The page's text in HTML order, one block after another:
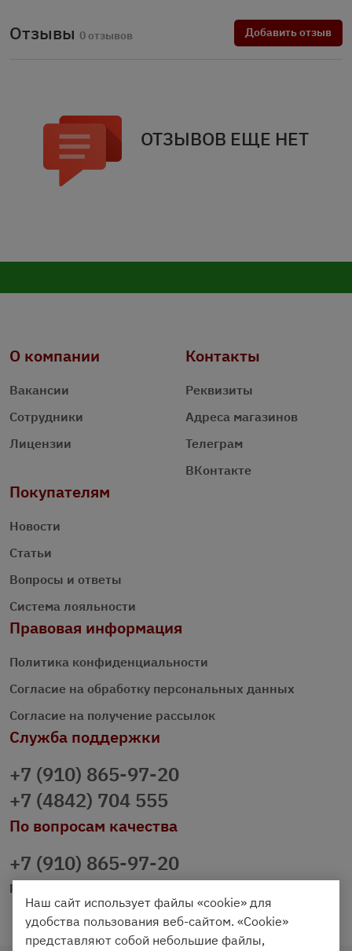
Отзывы 0 отзывов Добавить отзыв
ОТЗЫВОВ ЕЩЕ НЕТ
О компании
Вакансии
Сотрудники
Лицензии
Контакты
Реквизиты
Адреса магазинов
Телеграм
ВКонтакте
Покупателям
Новости
Статьи
Вопросы и ответы
Система лояльности
Правовая информация
Политика конфиденциальности
Согласие на обработку персональных данных
Согласие на получение рассылок
Служба поддержки
+7 (910) 865-97-20
+7 (4842) 704 555
По вопросам качества
+7 (910) 865-97-20
prazdnichniy40@palmi.ru
Наш сайт использует файлы «cookie» для
удобства пользования веб-сайтом. «Cookie»
представляют собой небольшие файлы,